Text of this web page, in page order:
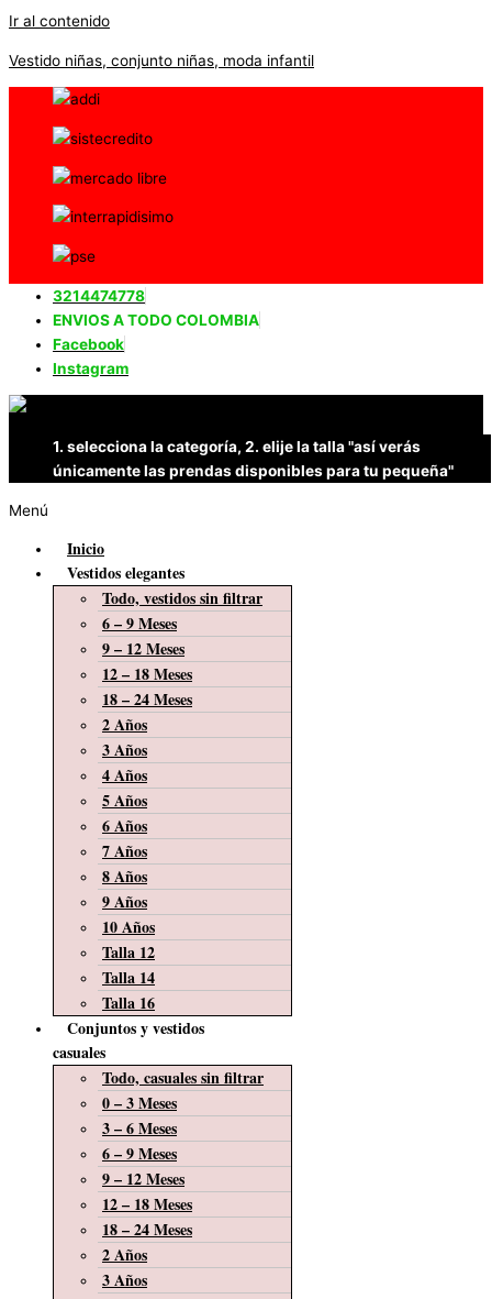
Ir al contenido
Vestido niñas, conjunto niñas, moda infantil
3214474778
ENVIOS A TODO COLOMBIA
Facebook
Instagram
1. selecciona la categoría, 2. elije la talla "así verás
únicamente las prendas disponibles para tu pequeña"
Menú
Inicio
Vestidos elegantes
Todo, vestidos sin filtrar
6 – 9 Meses
9 – 12 Meses
12 – 18 Meses
18 – 24 Meses
2 Años
3 Años
4 Años
5 Años
6 Años
7 Años
8 Años
9 Años
10 Años
Talla 12
Talla 14
Talla 16
Conjuntos y vestidos
casuales
Todo, casuales sin filtrar
0 – 3 Meses
3 – 6 Meses
6 – 9 Meses
9 – 12 Meses
12 – 18 Meses
18 – 24 Meses
2 Años
3 Años